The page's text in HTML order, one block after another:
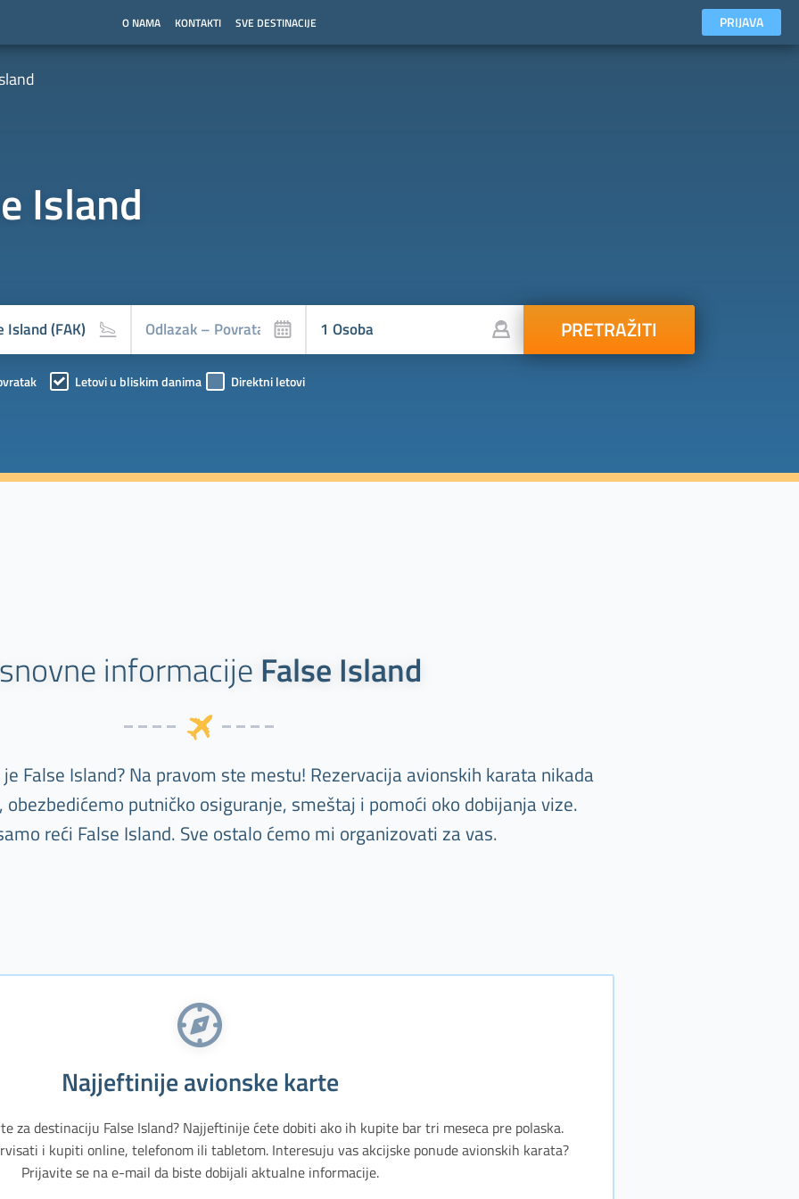
O NAMA KONTAKTI SVE DESTINACIJE PRIJAVA
Island
PRETRAŽITI
Letovi u bliskim danima Direktni letovi
informacije False Island
False Island? Na pravom ste mestu! Rezervacija avionskih karata nikada
putničko osiguranje, smeštaj i pomoći oko dobijanja vize.
reći False Island. Sve ostalo ćemo mi organizovati za vas.
Najjeftinije avionske karte
za destinaciju False Island? Najjeftinije ćete dobiti ako ih kupite bar tri meseca pre polaska.
i kupiti online, telefonom ili tabletom. Interesuju vas akcijske ponude avionskih karata?
Prijavite se na e-mail da biste dobijali aktualne informacije.